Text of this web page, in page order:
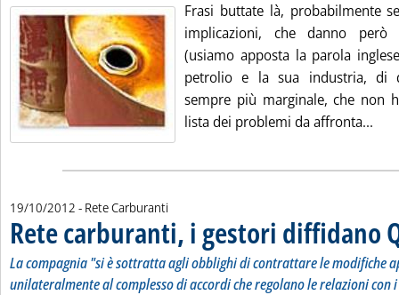
Frasi buttate là, probabilmente
implicazioni, che danno però
(usiamo apposta la parola
petrolio e la sua industria, di
sempre più marginale, che non
lista dei problemi da affronta...
19/10/2012 - Rete Carburanti
Rete carburanti, i gestori diffidano
La compagnia "si è sottratta agli obblighi di contrattare le modifiche
unilateralmente al complesso di accordi che regolano le relazioni con